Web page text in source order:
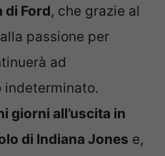
di Ford, che grazie al
passione per
ad
indeterminato.
giorni all’uscita in
di Indiana Jones e,